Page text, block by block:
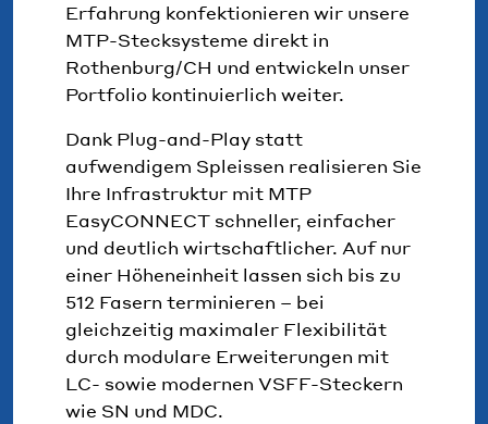
Erfahrung konfektionieren wir unsere
MTP-Stecksysteme direkt in
Rothenburg/CH und entwickeln unser
Portfolio kontinuierlich weiter.
Dank Plug-and-Play statt
aufwendigem Spleissen realisieren Sie
Ihre Infrastruktur mit MTP
EasyCONNECT schneller, einfacher
und deutlich wirtschaftlicher. Auf nur
einer Höheneinheit lassen sich bis zu
512 Fasern terminieren – bei
gleichzeitig maximaler Flexibilität
durch modulare Erweiterungen mit
LC- sowie modernen VSFF-Steckern
wie SN und MDC.